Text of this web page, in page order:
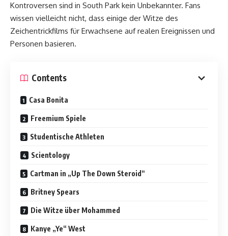
Kontroversen sind in South Park kein Unbekannter. Fans
wissen vielleicht nicht, dass einige der Witze des
Zeichentrickfilms für Erwachsene auf realen Ereignissen und
Personen basieren.
Contents
Casa Bonita
Freemium Spiele
Studentische Athleten
Scientology
Cartman in „Up The Down Steroid“
Britney Spears
Die Witze über Mohammed
Kanye „Ye“ West